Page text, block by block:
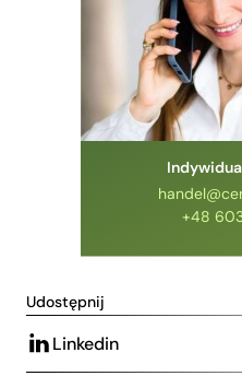
+48
Udostępnij
Linkedin